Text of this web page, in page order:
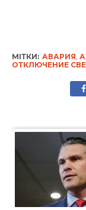
МІТКИ: АВАРИЯ,
ОТКЛЮЧЕНИЕ